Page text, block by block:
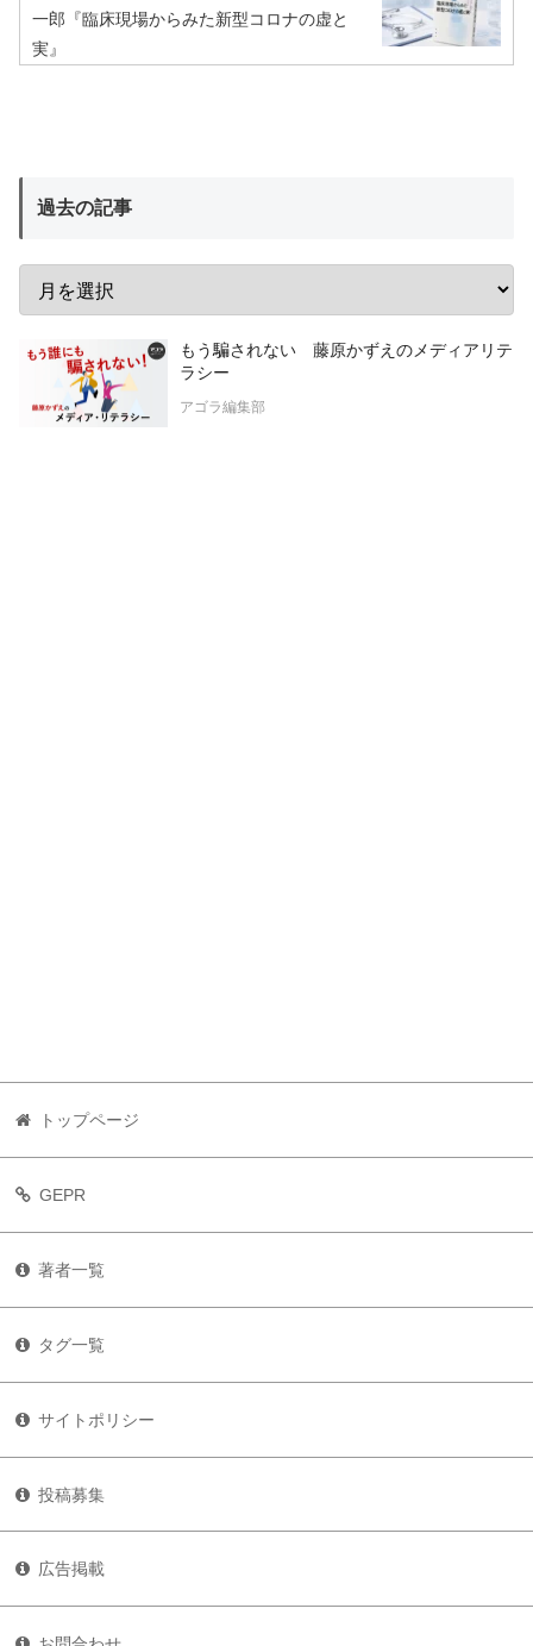
一郎『臨床現場からみた新型コロナの虚と
実』
過去の記事
もう騙されない 藤原かずえのメディアリテ
ラシー
アゴラ編集部
トップページ
GEPR
著者一覧
タグ一覧
サイトポリシー
投稿募集
広告掲載